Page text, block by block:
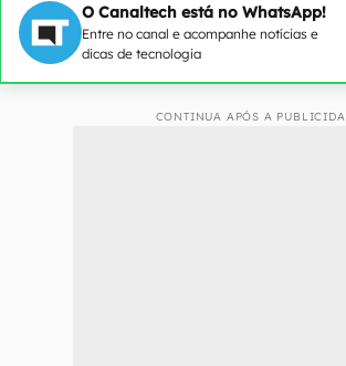
O Canaltech está no WhatsApp!
Entre no canal e acompanhe notícias e
dicas de tecnologia
CONTINUA APÓS A